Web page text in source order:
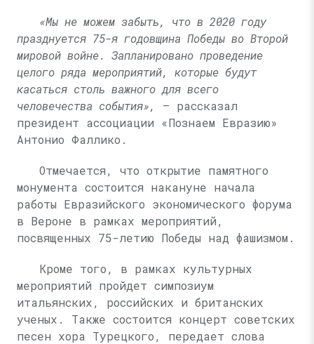
«Мы не можем забыть, что в 2020 году
празднуется 75-я годовщина Победы во Второй
мировой войне. Запланировано проведение
целого ряда мероприятий, которые будут
касаться столь важного для всего
человечества события»,
— рассказал
президент ассоциации «Познаем Евразию»
Антонио Фаллико.
Отмечается, что открытие памятного
монумента состоится накануне начала
работы Евразийского экономического форума
в Вероне в рамках мероприятий,
посвященных 75-летию Победы над фашизмом.
Кроме того, в рамках культурных
мероприятий пройдет симпозиум
итальянских, российских и британских
ученых. Также состоится концерт советских
песен хора Турецкого, передает слова